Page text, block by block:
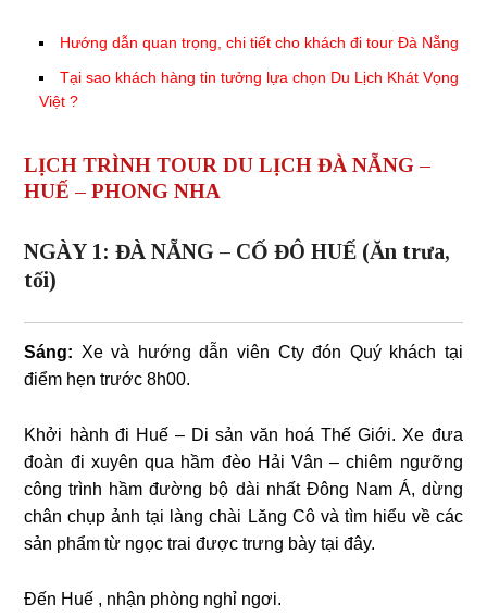
Hướng dẫn quan trọng, chi tiết cho khách đi tour Đà Nẵng
Tại sao khách hàng tin tưởng lựa chọn Du Lịch Khát Vọng
Việt ?
LỊCH TRÌNH TOUR DU LỊCH ĐÀ NẴNG –
HUẾ – PHONG NHA
NGÀY 1: ĐÀ NẴNG – CỐ ĐÔ HUẾ (Ăn trưa,
tối)
Sáng: Xe và hướng dẫn viên Cty đón Quý khách tại
điểm hẹn trước 8h00.
Khởi hành đi Huế – Di sản văn hoá Thế Giới. Xe đưa
đoàn đi xuyên qua hầm đèo Hải Vân – chiêm ngưỡng
công trình hầm đường bộ dài nhất Đông Nam Á, dừng
chân chụp ảnh tại làng chài Lăng Cô và tìm hiểu về các
sản phẩm từ ngọc trai được trưng bày tại đây.
Đến Huế , nhận phòng nghỉ ngơi.